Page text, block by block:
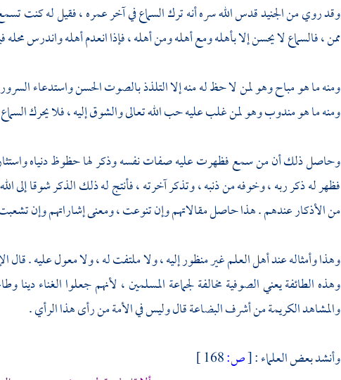
وقد روي منالجنيدقدس الله سره أنه ترك السماع في آخر عمره ، فقيل له كنت
ممن ، فالسماع لا يحسن إلا بأهله ومع أهله ومن أهله ، فإذا انعدم أهله واندرس
ومنه ما هو مباح وهو لمن لا حظ له منه إلا التلذذ بالصوت الحسن واستدعاء السرور
ومنه ما هو مندوب وهو لمن غلب عليه حب الله تعالى والشوق إليه ، فلا يحرك
وحاصل ذلك أن من سمع فظهرت عليه صفات نفسه وذكر لها حظوظ دنياه
فظهر له ذكر ربه ، وخوفه من ذنبه ، وتذكر آخرته ، فأنتج له ذلك الذكر شوقا إلى
من الأذكار عندهم . هذا حاصل مقالاتهم وإن تنوعت ، ومعنى إشاراتهم وإن
وهذا وأمثاله عند أهل العلم غير منظور إليه ، ولا ملتفت له ، ولا معول عليه . قال
وهذه الطائفة يعني الصوفية مخالفة لجماعة المسلمين ، لأنهم جعلوا الغناء دينا
والمشاهد الكريمة من أشرف البضاعة قال وليس في الأمة من رأى هذا الرأي .
وأنشد بعض العلماء :[ص: